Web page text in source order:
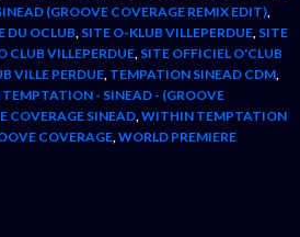
(GROOVE COVERAGE REMIX EDIT),
DU OCLUB, SITE O-KLUB VILLEPERDUE, SITE
CLUB VILLEPERDUE, SITE OFFICIEL O'CLUB
VILLE PERDUE, TEMPATION SINEAD CDM,
- SINEAD - (GROOVE
COVERAGE SINEAD,WITHIN TEMPTATION
COVERAGE,WORLD PREMIERE